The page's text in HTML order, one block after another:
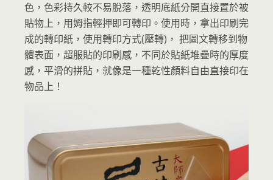
色，色彩持久較不易脫落，透明底紙分開直接置於被
貼物上，用姆指輕押即可轉印。使用時，拿出印刷完
成的轉印紙，使用轉印方式(壓轉)， 把圖文轉移到物
體表面，超服貼的印刷感，不同於貼紙堆疊時的厚度
感，平滑的拼貼，就像是一種乾性顏料自由直接印在
物品上！